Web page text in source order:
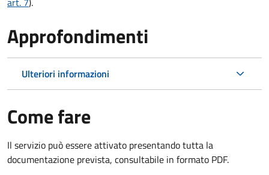
Approfondimenti
Ulteriori informazioni
Come fare
Il servizio può essere attivato presentando tutta la
documentazione prevista, consultabile in formato PDF.